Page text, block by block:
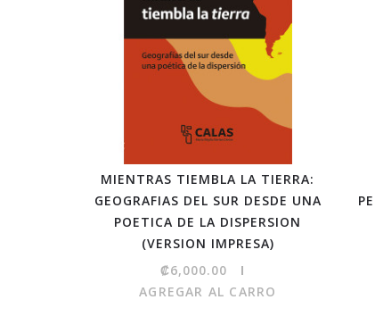
MIENTRAS TIEMBLA LA TIERRA:
GEOGRAFIAS DEL SUR DESDE UNA
POETICA DE LA DISPERSION
(VERSION IMPRESA)
₡6,000.00
AGREGAR AL CARRO